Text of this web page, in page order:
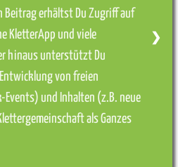
Beitrag erhältst Du Zugriff auf
KletterApp und viele
hinaus unterstützt Du
von freien
Events) und Inhalten (z.B. neue
als Ganzes
❯